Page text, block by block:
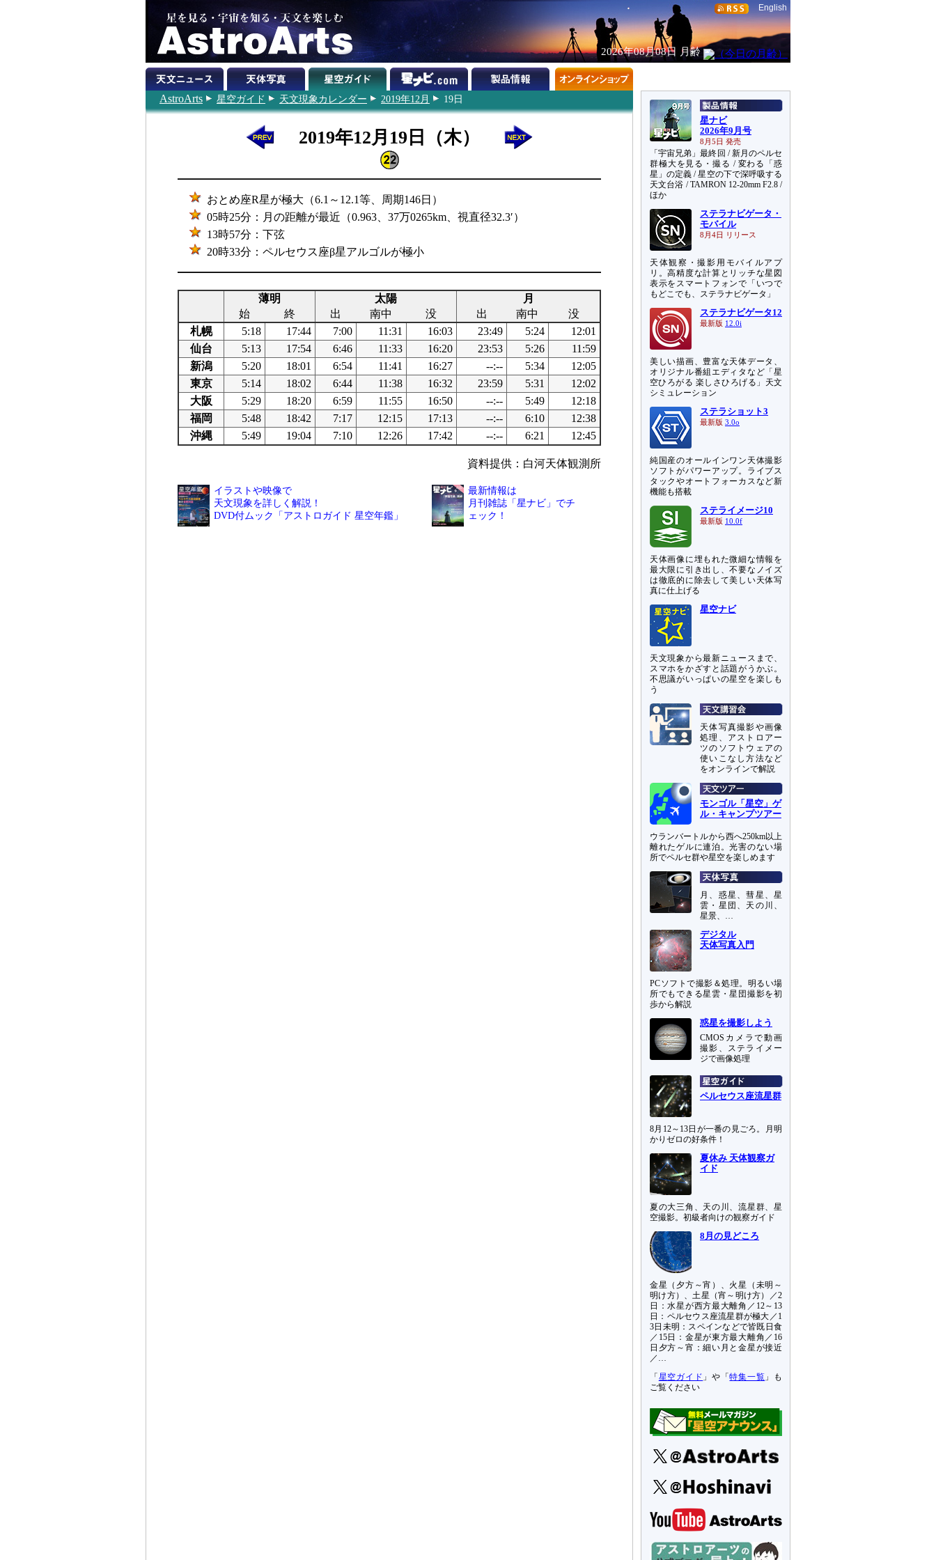
English
2026年08月08日 月齢
AstroArts 星空ガイド 天文現象カレンダー 2019年12月 19日
2019年12月19日（木）
おとめ座R星が極大（6.1～12.1等、周期146日）
05時25分：月の距離が最近（0.963、37万0265km、視直径32.3′）
13時57分：下弦
20時33分：ペルセウス座β星アルゴルが極小
薄明 太陽
月
始
終 出 南中 没 出 南中
没
札幌
5:18 17:44 7:00 11:31 16:03 23:49 5:24
12:01
仙台
5:13 17:54 6:46 11:33 16:20 23:53 5:26
11:59
新潟
5:20 18:01 6:54 11:41 16:27 --:-- 5:34
12:05
東京
5:14 18:02 6:44 11:38 16:32 23:59 5:31
12:02
大阪
5:29 18:20 6:59 11:55 16:50 --:-- 5:49
12:18
福岡
5:48 18:42 7:17 12:15 17:13 --:-- 6:10
12:38
沖縄
5:49 19:04 7:10 12:26 17:42 --:-- 6:21 12:45
資料提供：白河天体観測所
イラストや映像で
天文現象を詳しく解説！
DVD付ムック「アストロガイド 星空年鑑」
最新情報は
月刊雑誌「星ナビ」でチ
ェック！
星ナビ
2026年9月号
8月5日 発売
「宇宙兄弟」最終回 / 新月のペルセ
群極大を見る・撮る / 変わる「惑
星」の定義 / 星空の下で深呼吸する
天文台浴 / TAMRON 12-20mm F2.8 /
ほか
ステラナビゲータ・
モバイル
8月4日 リリース
天体観察・撮影用モバイルアプ
リ。高精度な計算とリッチな星図
表示をスマートフォンで「いつで
もどこでも、ステラナビゲータ」
ステラナビゲータ12
最新版 12.0i
美しい描画、豊富な天体データ、
オリジナル番組エディタなど「星
空ひろがる 楽しさひろげる」天文
シミュレーション
ステラショット3
最新版 3.0o
純国産のオールインワン天体撮影
ソフトがパワーアップ。ライブス
タックやオートフォーカスなど新
機能も搭載
ステライメージ10
最新版 10.0f
天体画像に埋もれた微細な情報を
最大限に引き出し、不要なノイズ
は徹底的に除去して美しい天体写
真に仕上げる
星空ナビ
天文現象から最新ニュースまで、
スマホをかざすと話題がうかぶ。
不思議がいっぱいの星空を楽しも
う
天体写真撮影や画像
処理、アストロアー
ツのソフトウェアの
使いこなし方法など
をオンラインで解説
モンゴル「星空」ゲ
ル・キャンプツアー
ウランバートルから西へ250km以上
離れたゲルに連泊。光害のない場
所でペルセ群や星空を楽しめます
月、惑星、彗星、星
雲・星団、天の川、
星景、…
デジタル
天体写真入門
PCソフトで撮影＆処理。明るい場
所でもできる星雲・星団撮影を初
歩から解説
惑星を撮影しよう
CMOSカメラで動画
撮影、ステライメー
ジで画像処理
ペルセウス座流星群
8月12～13日が一番の見ごろ。月明
かりゼロの好条件！
夏休み 天体観察ガ
イド
夏の大三角、天の川、流星群、星
空撮影。初級者向けの観察ガイド
8月の見どころ
金星（夕方～宵）、火星（未明～
明け方）、土星（宵～明け方）／2
日：水星が西方最大離角／12～13
日：ペルセウス座流星群が極大／1
3日未明：スペインなどで皆既日食
／15日：金星が東方最大離角／16
日夕方～宵：細い月と金星が接近
／…
「 星空ガイド 」や「特集一覧 」も
ご覧ください